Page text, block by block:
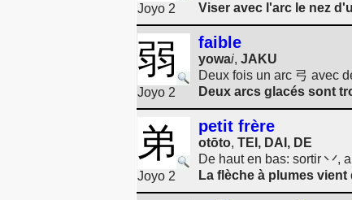
Joyo 2
Viser avec l'arc le nez
弱
Joyo 2
faible
yowai, JAKU
Deux fois un arc 弓 avec
Deux arcs glacés sont
弟
Joyo 2
petit frère
otōto, TEI, DAI, DE
De haut en bas: sortir 丷,
La flèche à plumes